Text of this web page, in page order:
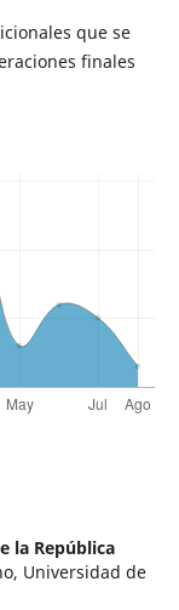
que se
finales
la República
Universidad de